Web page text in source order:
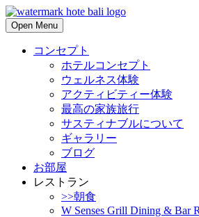
Open Menu
コンセプト
ホテルコンセプト
ウェルネス体験
アクティビティー体験
最高の家族旅行
サスティナブルについて
ギャラリー
ブログ
お部屋
レストラン
>>朝食
W Senses Grill Dining & Bar